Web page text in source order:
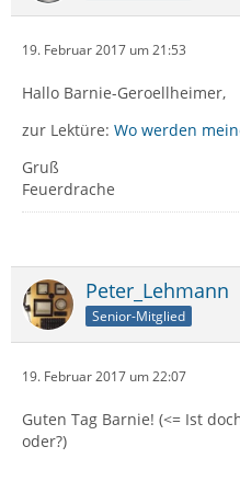
19. Februar 2017 um 21:53
Hallo Barnie-Geroellheimer,
zur Lektüre: Wo werden
Gruß
Feuerdrache
Peter_Lehmann
Senior-Mitglied
19. Februar 2017 um 22:07
Guten Tag Barnie! (<= Ist
oder?)